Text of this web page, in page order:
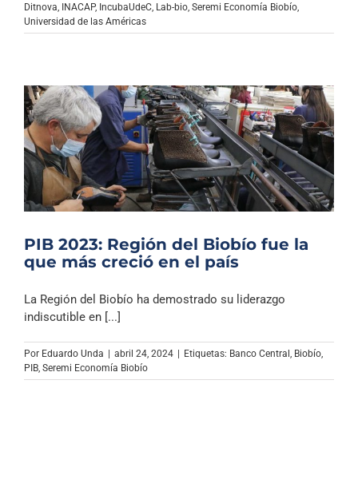
Ditnova INACAP, IncubaUdeC Lab-bio Seremi Economía Biobío
Universidad de las Américas
PIB 2023: Región del Biobío fue la
que más creció en el país
La Región del Biobío ha demostrado su liderazgo
indiscutible en [...]
Por Eduardo Unda | abril 24, 2024 | Etiquetas: Banco Central Biobío
PIB Seremi Economía Biobío